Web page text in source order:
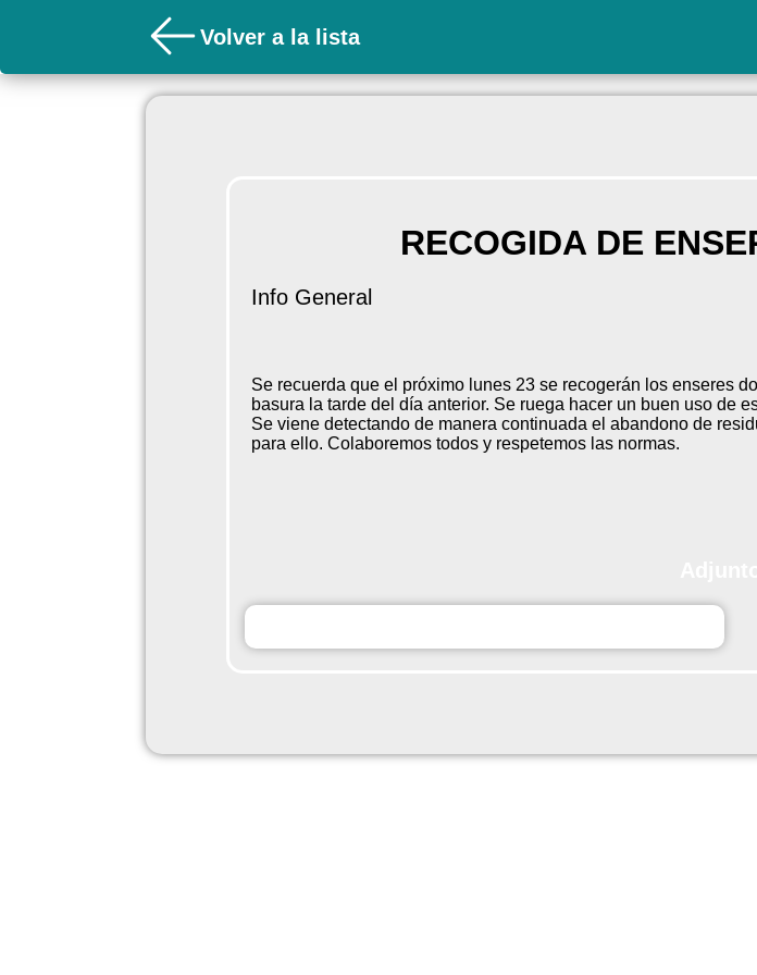
Volver a la lista
RECOGIDA DE
Info General
Se recuerda que el próximo lunes 23 se recogerán los enseres
basura la tarde del día anterior. Se ruega hacer un buen uso de
Se viene detectando de manera continuada el abandono de
para ello. Colaboremos todos y respetemos las normas.